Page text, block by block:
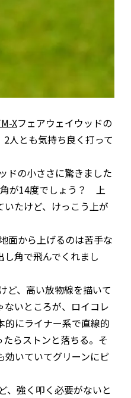
Xフェアウェイウッドの
人とも気持ち良く打って
ドの小ささに驚きました
が14度でしょう？ 上
たけど、けっこう上が
面から上げるのは苦手な
角で飛んでくれまし
ど、高い放物線を描いて
いところが、ロイコレ
的にライナー系で直線的
らストンと落ちる。そ
効いていてグリーンにピ
、強く叩く必要がないと